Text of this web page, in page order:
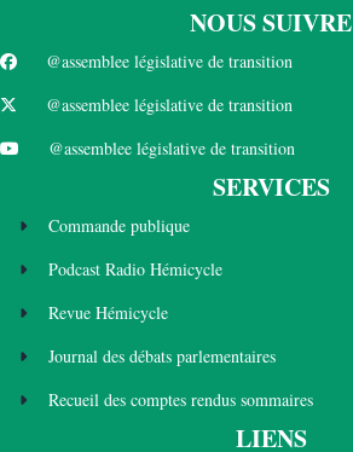
NOUS SUIVRE
@assemblee législative de transition
@assemblee législative de transition
@assemblee législative de transition
SERVICES
Commande publique
Podcast Radio Hémicycle
Revue Hémicycle
Journal des débats parlementaires
Recueil des comptes rendus sommaires
LIENS